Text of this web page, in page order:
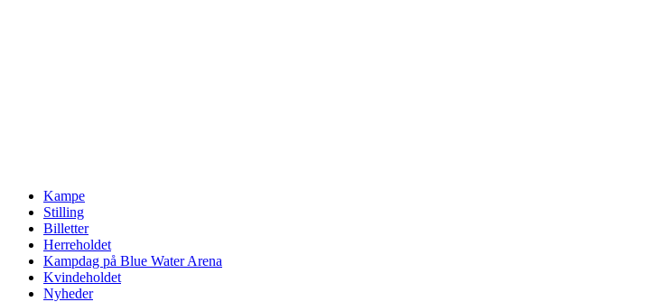
Kampe
Stilling
Billetter
Herreholdet
Kampdag på Blue Water Arena
Kvindeholdet
Nyheder